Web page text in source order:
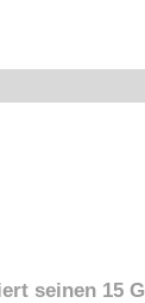
seinen 15